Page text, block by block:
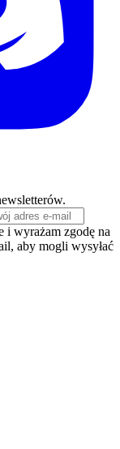
i wyrażam zgodę na
aby mogli wysyłać